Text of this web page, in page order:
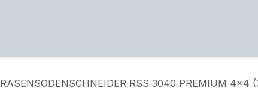
RASENSODENSCHNEIDER RSS 3040 PREMIUM 4×4